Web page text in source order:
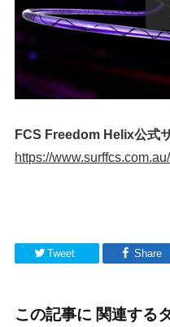
FCS Freedom Helix公式
https://
Tweet Share
この記事に 関連する